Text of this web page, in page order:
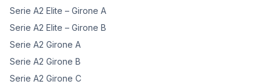
Serie A2 Elite – Girone A
Serie A2 Elite – Girone B
Serie A2 Girone A
Serie A2 Girone B
Serie A2 Girone C